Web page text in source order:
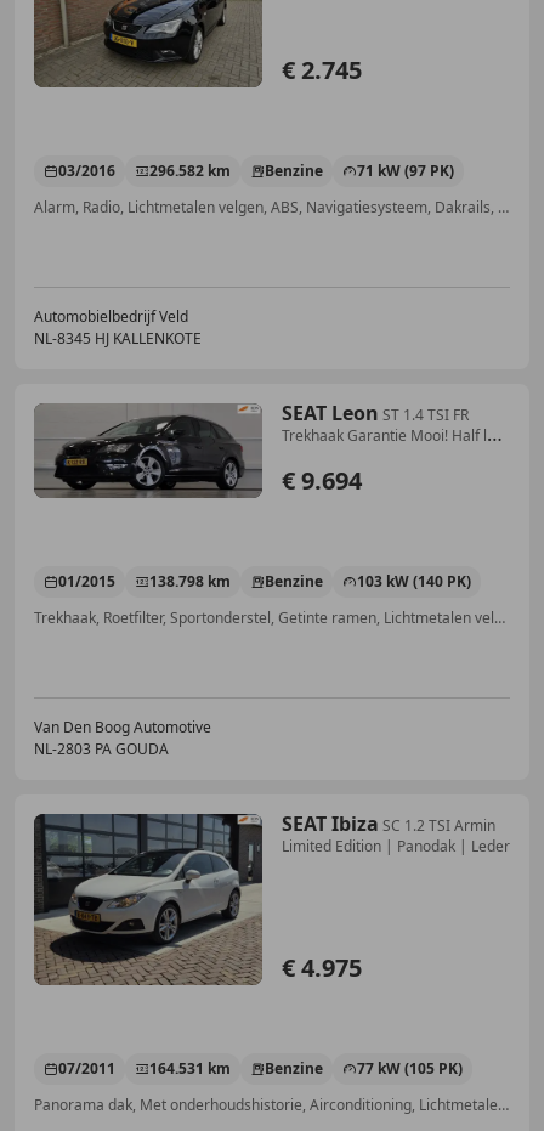
€ 2.745
03/2016 296.582 km Benzine
71 kW (97 PK)
Alarm, Radio, Lichtmetalen velgen, ABS, Navigatiesysteem, Dakrails, Elektrische ramen, Cruise control
Automobielbedrijf Veld
NL-8345 HJ KALLENKOTE
SEAT Leon ST 1.4 TSI FR
Trekhaak Garantie Mooi! Half leer
€ 9.694
01/2015 138.798 km Benzine
103 kW (140 PK)
Trekhaak, Roetfilter, Sportonderstel, Getinte ramen, Lichtmetalen velgen, LED verlichting, Bandenspanningscontrole, Airbag passagier
Van Den Boog Automotive
NL-2803 PA GOUDA
SEAT Ibiza SC 1.2 TSI Armin
Limited Edition | Panodak | Leder
€ 4.975
07/2011 164.531 km Benzine
77 kW (105 PK)
Panorama dak, Met onderhoudshistorie, Airconditioning, Lichtmetalen velgen, Getinte ramen, Sportstoelen, Sportonderstel, Lederen stuurwiel